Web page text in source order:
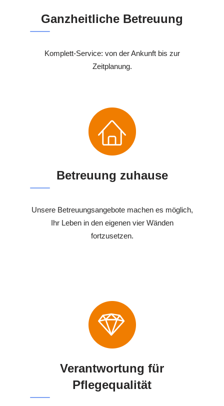
Ganzheitliche Betreuung
Komplett-Service: von der Ankunft bis zur
Zeitplanung.
Betreuung zuhause
Unsere Betreuungsangebote machen es möglich,
Ihr Leben in den eigenen vier Wänden
fortzusetzen.
Verantwortung für
Pflegequalität